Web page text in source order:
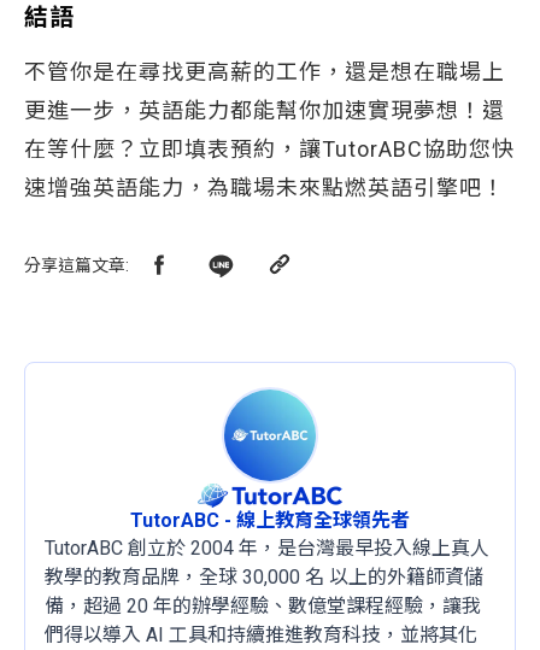
結語
不管你是在尋找更高薪的工作，還是想在職場上
更進一步，英語能力都能幫你加速實現夢想！還
在等什麼？立即填表預約，讓TutorABC協助您快
速增強英語能力，為職場未來點燃英語引擎吧！
分享這篇文章:
TutorABC - 線上教育全球領先者
TutorABC 創立於 2004 年，是台灣最早投入線上真人
教學的教育品牌，全球 30,000 名 以上的外籍師資儲
備，超過 20 年的辦學經驗、數億堂課程經驗，讓我
們得以導入 AI 工具和持續推進教育科技，並將其化